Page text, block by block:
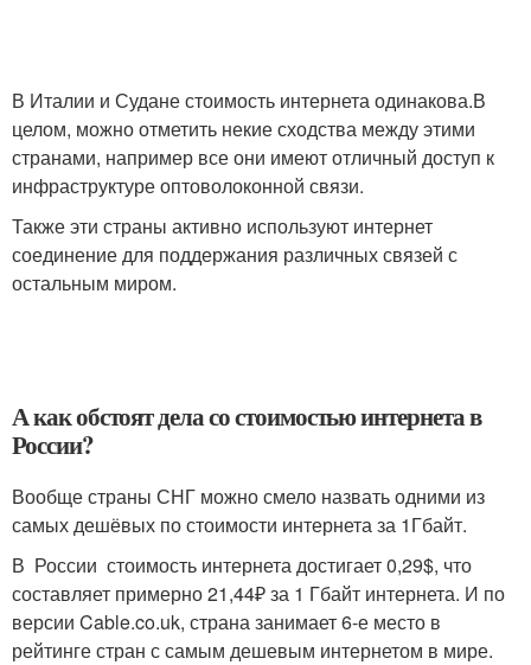
В Италии и Судане стоимость интернета одинакова.В
целом, можно отметить некие сходства между этими
странами, например все они имеют отличный доступ к
инфраструктуре оптоволоконной связи.
Также эти страны активно используют интернет
соединение для поддержания различных связей с
остальным миром.
А как обстоят дела со стоимостью интернета в
России?
Вообще страны СНГ можно смело назвать одними из
самых дешёвых по стоимости интернета за 1Гбайт.
В России стоимость интернета достигает 0,29$, что
составляет примерно 21,44₽ за 1 Гбайт интернета. И по
версии Cable.co.uk, страна занимает 6-е место в
рейтинге стран с самым дешевым интернетом в мире.